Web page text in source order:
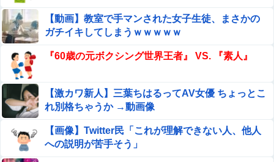
【動画】教室で手マンされた女子生徒、まさかの
ガチイキしてしまうｗｗｗｗｗ
『60歳の元ボクシング世界王者』 VS. 『素人』
【激カワ新人】三葉ちはるってAV女優 ちょっとこ
れ別格ちゃうか →動画像
【画像】Twitter民「これが理解できない人、他人
への説明が苦手そう」